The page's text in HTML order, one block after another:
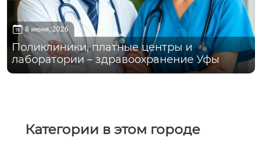
8 июня, 2026
Поликлиники, платные центры и
лаборатории – здравоохранение Уфы
Категории в этом городе